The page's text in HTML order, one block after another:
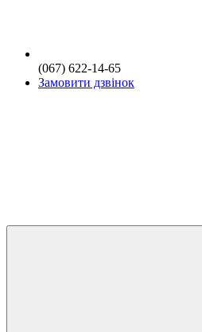
(067) 622-14-65
Замовити дзвінок